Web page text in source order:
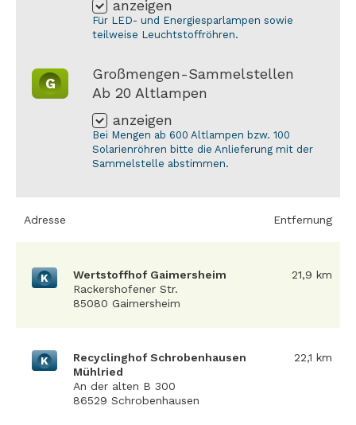
anzeigen
Für LED- und Energiesparlampen sowie
teilweise Leuchtstoffröhren.
G
Großmengen-Sammelstellen
Ab 20 Altlampen
anzeigen
Bei Mengen ab 600 Altlampen bzw. 100
Solarienröhren bitte die Anlieferung mit der
Sammelstelle abstimmen.
Adresse Entfernung
K
Wertstoffhof Gaimersheim
Rackershofener Str.
85080 Gaimersheim
21,9 km
K
Recyclinghof Schrobenhausen
Mühlried
An der alten B 300
86529 Schrobenhausen
22,1 km